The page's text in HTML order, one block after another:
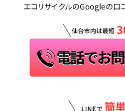
エコリサイクルのGoogleの口